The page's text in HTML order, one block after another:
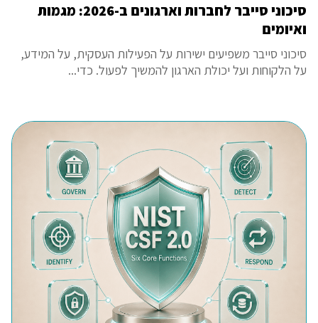
סיכוני סייבר לחברות וארגונים ב-2026: מגמות
ואיומים
סיכוני סייבר משפיעים ישירות על הפעילות העסקית, על המידע,
על הלקוחות ועל יכולת הארגון להמשיך לפעול. כדי...